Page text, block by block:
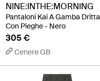
NINE:INTHE:MORNING
Pantaloni Kai A Gamba Dritta
Con Pieghe - Nero
305 €
Cenere GB